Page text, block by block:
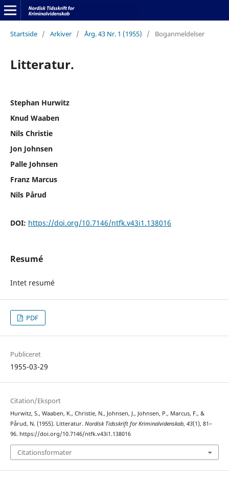
Startside / Arkiver / Årg. 43 Nr. 1 (1955) / Boganmeldelser
Litteratur.
Stephan Hurwitz
Knud Waaben
Nils Christie
Jon Johnsen
Palle Johnsen
Franz Marcus
Nils Pårud
DOI: https://doi.org/10.7146/ntfk.v43i1.138016
Resumé
Intet resumé
PDF
Publiceret
1955-03-29
Citation/Eksport
Hurwitz, S., Waaben, K., Christie, N., Johnsen, J., Johnsen, P., Marcus, F., &
Pårud, N. (1955). Litteratur. Nordisk Tidsskrift for Kriminalvidenskab, 43(1), 81–
96. https://doi.org/10.7146/ntfk.v43i1.138016
Citationsformater